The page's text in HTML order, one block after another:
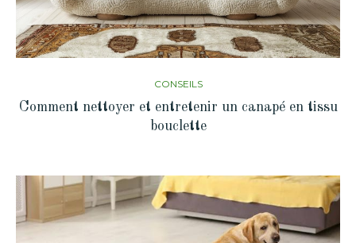
CONSEILS
Comment nettoyer et entretenir un canapé en tissu
bouclette